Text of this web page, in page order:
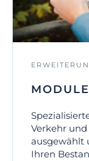
Verkehr
ausgewählt
Ihren